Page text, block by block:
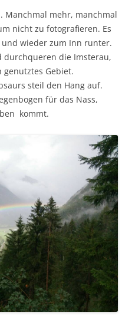
Manchmal mehr, manchmal
nicht zu fotografieren. Es
wieder zum Inn runter.
durchqueren die Imsterau,
Gebiet.
steil den Hang auf.
für das Nass,
kommt.